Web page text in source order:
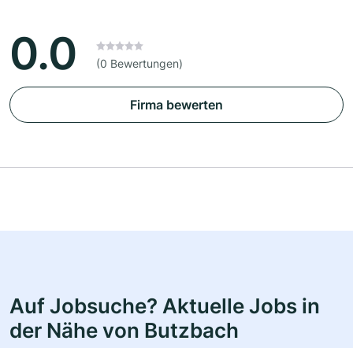
0.0 (0 Bewertungen)
Firma bewerten
Auf Jobsuche? Aktuelle Jobs in
der Nähe von Butzbach